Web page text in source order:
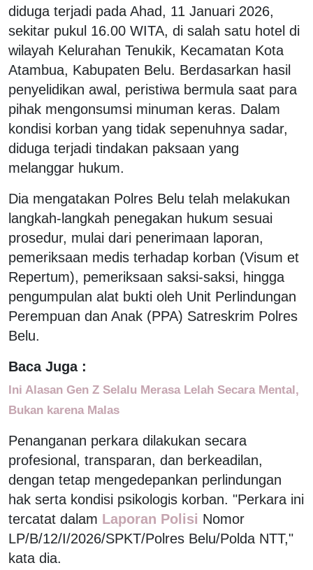
diduga terjadi pada Ahad, 11 Januari 2026,
sekitar pukul 16.00 WITA, di salah satu hotel di
wilayah Kelurahan Tenukik, Kecamatan Kota
Atambua, Kabupaten Belu. Berdasarkan hasil
penyelidikan awal, peristiwa bermula saat para
pihak mengonsumsi minuman keras. Dalam
kondisi korban yang tidak sepenuhnya sadar,
diduga terjadi tindakan paksaan yang
melanggar hukum.
Dia mengatakan Polres Belu telah melakukan
langkah-langkah penegakan hukum sesuai
prosedur, mulai dari penerimaan laporan,
pemeriksaan medis terhadap korban (Visum et
Repertum), pemeriksaan saksi-saksi, hingga
pengumpulan alat bukti oleh Unit Perlindungan
Perempuan dan Anak (PPA) Satreskrim Polres
Belu.
Baca Juga :
Ini Alasan Gen Z Selalu Merasa Lelah Secara Mental,
Bukan karena Malas
Penanganan perkara dilakukan secara
profesional, transparan, dan berkeadilan,
dengan tetap mengedepankan perlindungan
hak serta kondisi psikologis korban. "Perkara ini
tercatat dalam Laporan Polisi Nomor
LP/B/12/I/2026/SPKT/Polres Belu/Polda NTT,"
kata dia.